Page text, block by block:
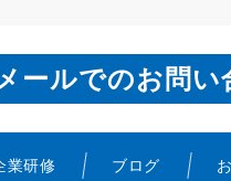
ールでのお問い
業研修 ブログ